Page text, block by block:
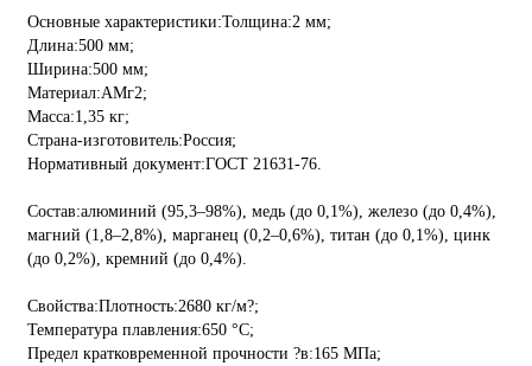
Основные характеристики:Толщина:2 мм;
Длина:500 мм;
Ширина:500 мм;
Материал:АМг2;
Масса:1,35 кг;
Страна-изготовитель:Россия;
Нормативный документ:ГОСТ 21631-76.
Состав:алюминий (95,3–98%), медь (до 0,1%), железо (до 0,4%),
магний (1,8–2,8%), марганец (0,2–0,6%), титан (до 0,1%), цинк
(до 0,2%), кремний (до 0,4%).
Свойства:Плотность:2680 кг/м?;
Температура плавления:650 °C;
Предел кратковременной прочности ?в:165 МПа;